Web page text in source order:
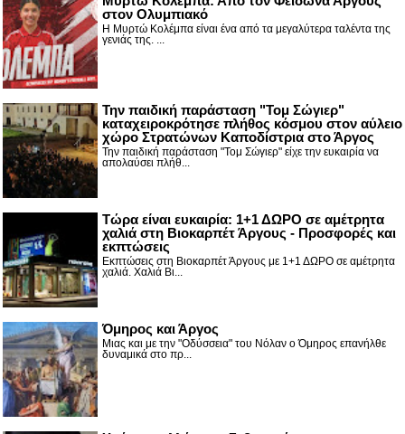
στον Ολυμπιακό
Η Μυρτώ Κολέμπα είναι ένα από τα μεγαλύτερα ταλέντα της
γενιάς της. ...
Την παιδική παράσταση "Τομ Σώγιερ"
καταχειροκρότησε πλήθος κόσμου στον αύλειο
χώρο Στρατώνων Καποδίστρια στο Άργος
Την παιδική παράσταση "Τομ Σώγιερ" είχε την ευκαιρία να
απολαύσει πλήθ...
Τώρα είναι ευκαιρία: 1+1 ΔΩΡΟ σε αμέτρητα
χαλιά στη Βιοκαρπέτ Άργους - Προσφορές και
εκπτώσεις
Εκπτώσεις στη Βιοκαρπέτ Άργους με 1+1 ΔΩΡΟ σε αμέτρητα
χαλιά. Χαλιά Βι...
Όμηρος και Άργος
Μιας και με την "Οδύσσεια" του Νόλαν ο Όμηρος επανήλθε
δυναμικά στο πρ...